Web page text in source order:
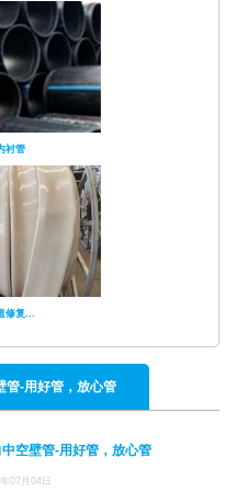
衬管
修复...
管-用好管，放心管
空壁管-用好管，放心管
07月04日